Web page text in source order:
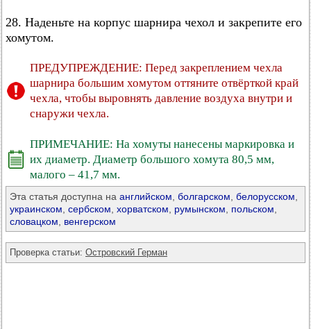
28. Наденьте на корпус шарнира чехол и закрепите его
хомутом.
ПРЕДУПРЕЖДЕНИЕ: Перед закреплением чехла
шарнира большим хомутом оттяните отвёрткой край
чехла, чтобы выровнять давление воздуха внутри и
снаружи чехла.
ПРИМЕЧАНИЕ: На хомуты нанесены маркировка и
их диаметр. Диаметр большого хомута 80,5 мм,
малого – 41,7 мм.
Эта статья доступна на английском болгарском белорусском
украинском сербском хорватском румынском польском
словацком
венгерском
Проверка статьи: Островский Герман